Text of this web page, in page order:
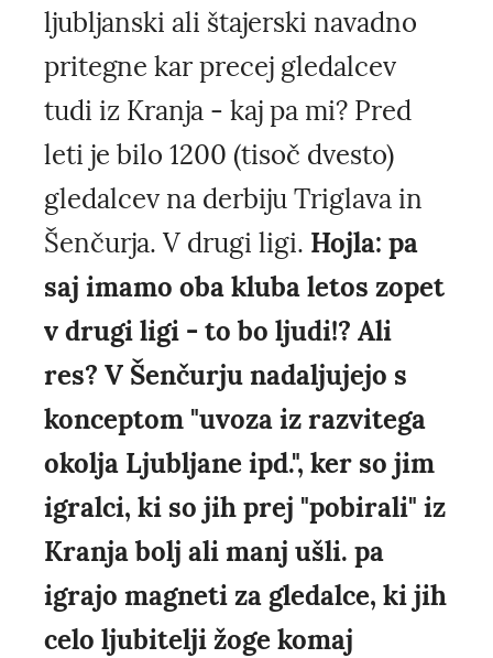
ljubljanski ali štajerski navadno
pritegne kar precej gledalcev
tudi iz Kranja - kaj pa mi? Pred
leti je bilo 1200 (tisoč dvesto)
gledalcev na derbiju Triglava in
Šenčurja. V drugi ligi. Hojla: pa
saj imamo oba kluba letos zopet
v drugi ligi - to bo ljudi!? Ali
res? V Šenčurju nadaljujejo s
konceptom "uvoza iz razvitega
okolja Ljubljane ipd.", ker so jim
igralci, ki so jih prej "pobirali" iz
Kranja bolj ali manj ušli. pa
igrajo magneti za gledalce, ki jih
celo ljubitelji žoge komaj